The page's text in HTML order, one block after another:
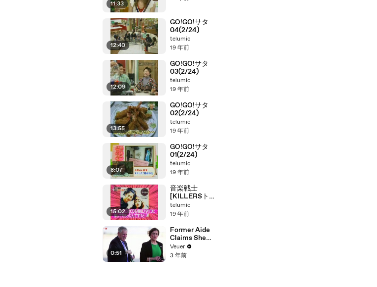
11:33
12:40
GO!GO!サタ
04(2/24)
telumic
19 年前
12:09
GO!GO!サタ
03(2/24)
telumic
19 年前
13:55
GO!GO!サタ
02(2/24)
telumic
19 年前
8:07
GO!GO!サタ
01(2/24)
telumic
19 年前
15:02
音楽戦士
[KILLERSトー
ク]
telumic
19 年前
0:51
Former Aide
Claims She
Was Asked to
Make a ‘Hit
Veuer
3 年前